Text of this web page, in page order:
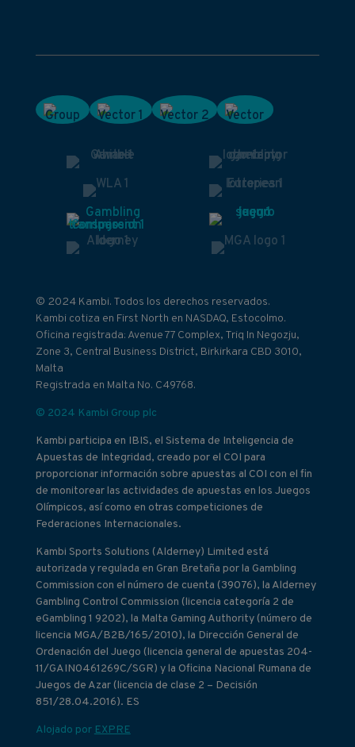
© 2024 Kambi. Todos los derechos reservados.
Kambi cotiza en First North en NASDAQ, Estocolmo.
Oficina registrada: Avenue 77 Complex, Triq In Negozju,
Zone 3, Central Business District, Birkirkara CBD 3010,
Malta
Registrada en Malta No. C49768.
© 2024 Kambi Group plc
Kambi participa en IBIS, el Sistema de Inteligencia de
Apuestas de Integridad, creado por el COI para
proporcionar información sobre apuestas al COI con el fin
de monitorear las actividades de apuestas en los Juegos
Olímpicos, así como en otras competiciones de
Federaciones Internacionales.
Kambi Sports Solutions (Alderney) Limited está
autorizada y regulada en Gran Bretaña por la Gambling
Commission con el número de cuenta (39076), la Alderney
Gambling Control Commission (licencia categoría 2 de
eGambling 1 9202), la Malta Gaming Authority (número de
licencia MGA/B2B/165/2010), la Dirección General de
Ordenación del Juego (licencia general de apuestas 204-
11/GAIN0461269C/SGR) y la Oficina Nacional Rumana de
Juegos de Azar (licencia de clase 2 – Decisión
851/28.04.2016). ES
Alojado por EXPRE